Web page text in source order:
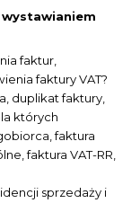
faktur,
faktury VAT?
duplikat faktury,
których
faktura
faktura VAT-RR,
sprzedaży i